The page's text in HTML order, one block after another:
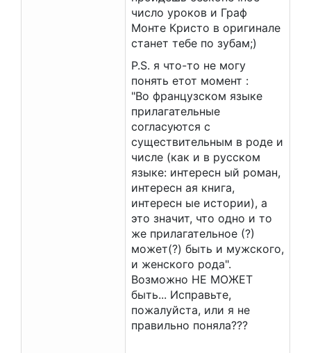
число уроков и Граф
Монте Кристо в оригинале
станет тебе по зубам;)
P.S. я что-то не могу
понять етот момент :
"Во французском языке
прилагательные
согласуются с
существительным в роде и
числе (как и в русском
языке: интересн ый роман,
интересн ая книга,
интересн ые истории), а
это значит, что одно и то
же прилагательное (?)
может(?) быть и мужского,
и женского рода".
Возможно НЕ МОЖЕТ
быть... Исправьте,
пожалуйста, или я не
правильно поняла???